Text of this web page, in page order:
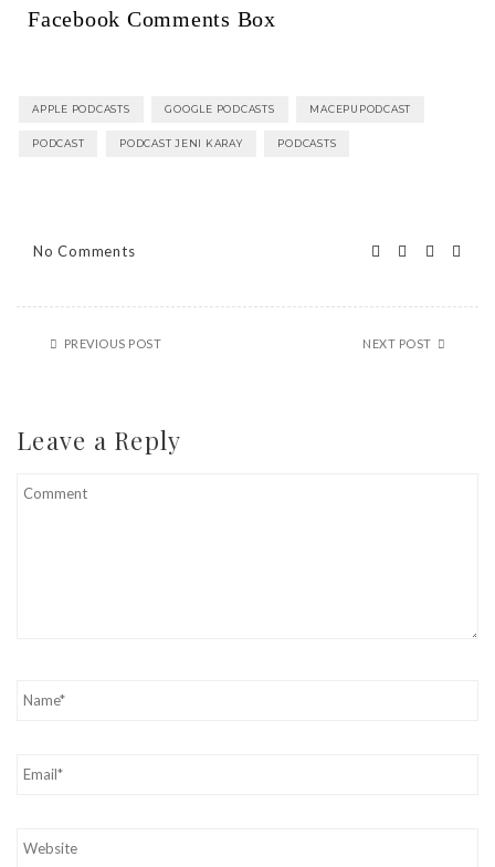
Facebook Comments Box
APPLE PODCASTS GOOGLE PODCASTS MACEPUPODCAST
PODCAST PODCAST JENI KARAY PODCASTS
No Comments
PREVIOUS POST NEXT POST
Leave a Reply